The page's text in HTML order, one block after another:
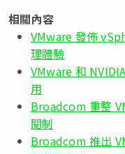
相關內容
VMware 發佈
理體驗
VMware 和
用
Broadcom 重整
閱制
Broadcom 推出